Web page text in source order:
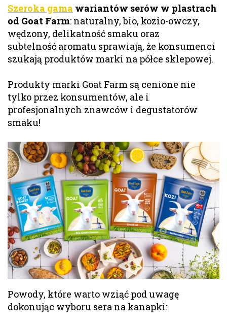
Szeroka gama wariantów serów w plastrach
od Goat Farm: naturalny, bio, kozio-owczy,
wędzony, delikatność smaku oraz
subtelność aromatu sprawiają, że konsumenci
szukają produktów marki na półce sklepowej.
Produkty marki Goat Farm są cenione nie
tylko przez konsumentów, ale i
profesjonalnych znawców i degustatorów
smaku!
Powody, które warto wziąć pod uwagę
dokonując wyboru sera na kanapki: